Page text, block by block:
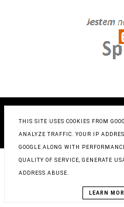
BLOG
THIS SITE USES COOKIES FROM
ANALYZE TRAFFIC. YOUR IP
GOOGLE ALONG WITH
QUALITY OF SERVICE, GENERATE
ADDRESS ABUSE.
LEARN